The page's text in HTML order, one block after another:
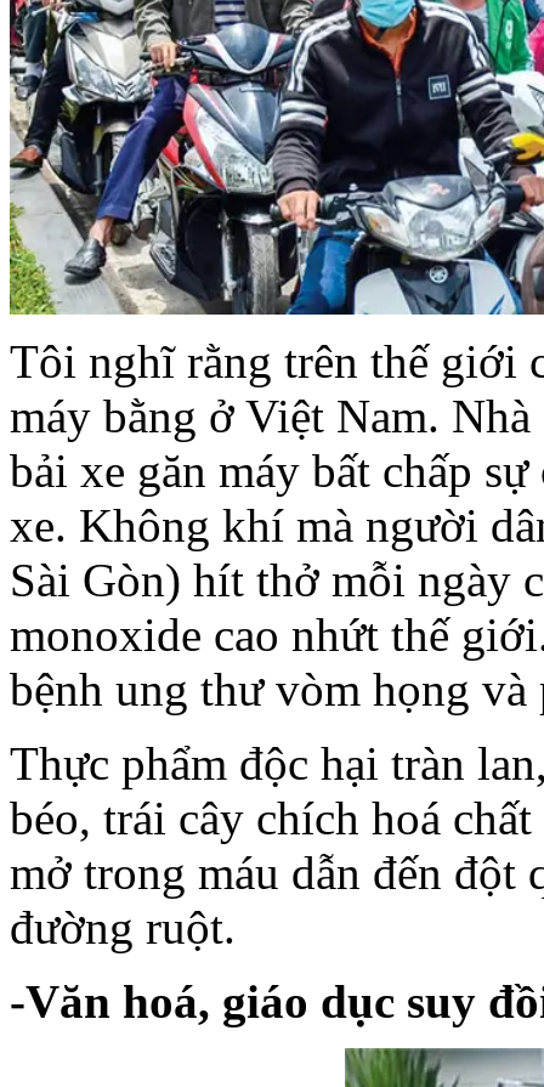
Tôi nghĩ rằng trên thế giới
máy bằng ở Việt Nam. Nhà
bải xe găn máy bất chấp sự
xe. Không khí mà người
Sài Gòn) hít thở mỗi ngày
monoxide cao nhứt thế giới
bệnh ung thư vòm họng và
Thực phẩm độc hại tràn lan
béo, trái cây chích hoá chất
mở trong máu dẫn đến đột
đường ruột.
-Văn hoá, giáo dục suy